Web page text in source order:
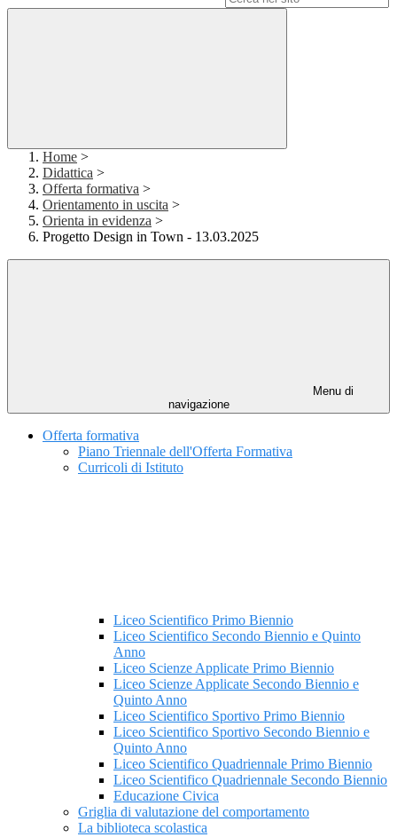
Home >
Didattica >
Offerta formativa >
Orientamento in uscita >
Orienta in evidenza >
Progetto Design in Town - 13.03.2025
Menu di
navigazione
Offerta formativa
Piano Triennale dell'Offerta Formativa
Curricoli di Istituto
Liceo Scientifico Primo Biennio
Liceo Scientifico Secondo Biennio e Quinto
Anno
Liceo Scienze Applicate Primo Biennio
Liceo Scienze Applicate Secondo Biennio e
Quinto Anno
Liceo Scientifico Sportivo Primo Biennio
Liceo Scientifico Sportivo Secondo Biennio e
Quinto Anno
Liceo Scientifico Quadriennale Primo Biennio
Liceo Scientifico Quadriennale Secondo Biennio
Educazione Civica
Griglia di valutazione del comportamento
La biblioteca scolastica